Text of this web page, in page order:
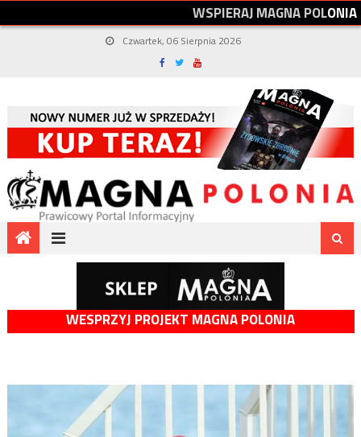
WSPIERAJMAGNAPOLONIA
Czwartek, 06 Sierpnia 2026
WESPRZYJ PROJEKT MAGNA POLONIA